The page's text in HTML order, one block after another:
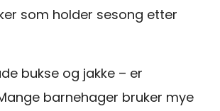
som holder sesong etter
bukse og jakke – er
barnehager bruker mye